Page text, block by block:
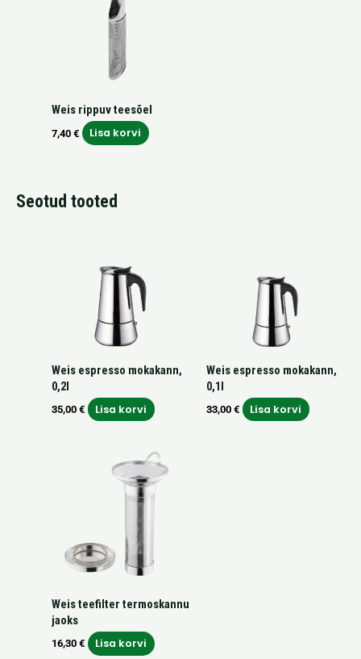
Weis rippuv teesõel
7,40 € Lisa korvi
Seotud tooted
Weis espresso mokakann,
0,2l
35,00 € Lisa korvi
Weis espresso mokakann,
0,1l
33,00 € Lisa korvi
Weis teefilter termoskannu
jaoks
16,30 € Lisa korvi